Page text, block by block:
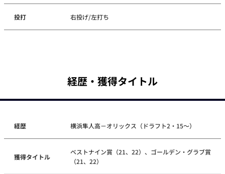
投打 右投げ/左打ち
経歴・獲得タイトル
経歴 横浜隼人高－オリックス（ドラフト2・15～）
獲得タイトル
ベストナイン賞（21、22）、ゴールデン・グラブ賞
（21、22）